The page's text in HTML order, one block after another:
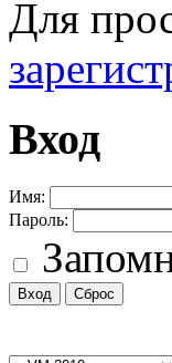
Для
Вход
Имя:
Пароль: